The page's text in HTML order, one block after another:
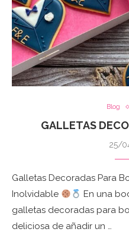
Blog
GALLETAS
25/
Galletas Decoradas Para
Inolvidable
En una
galletas decoradas para
deliciosa de añadir un …